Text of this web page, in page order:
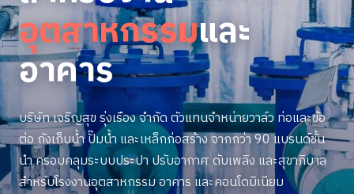
อุตสาหกรรมและ
อาคาร
บริษัท เจริญสุข รุ่งเรือง จำกัด ตัวแทนจำหน่ายวาล์ว ท่อและข้อ
ต่อ ถังเก็บน้ำ ปั๊มน้ำ และเหล็กก่อสร้าง จากกว่า 90 แบรนด์ชั้น
นำ ครอบคลุมระบบประปา ปรับอากาศ ดับเพลิง และสุขาภิบาล
สำหรับโรงงานอุตสาหกรรม อาคาร และคอนโดมิเนียม